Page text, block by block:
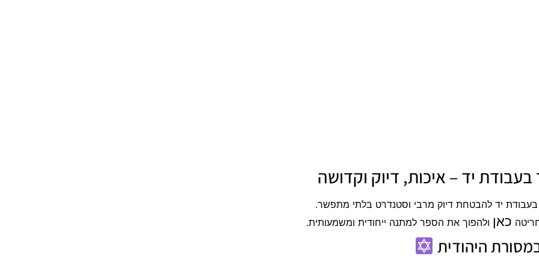
יד – איכות, דיוק וקדושה
יד להבטחת דיוק מרבי וסטנדרט בלתי מתפשר.
כאן ולהפוך את הספר למתנה ייחודית ומשמעותית.
היהודית